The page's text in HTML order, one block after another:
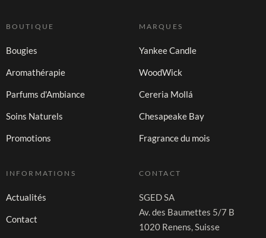
BOUTIQUE
Bougies
Aromathérapie
Parfums d'Ambiance
Soins Naturels
Promotions
MARQUES
Yankee Candle
WoodWick
Cereria Mollá
Chesapeake Bay
Fragrance du mois
INFORMATIONS
Actualités
Contact
CONTACT
SGED SA
Av. des Baumettes 5/7 B
1020 Renens, Suisse